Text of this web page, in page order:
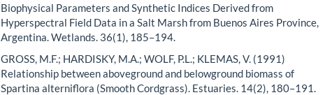
Biophysical Parameters and Synthetic Indices Derived from
Hyperspectral Field Data in a Salt Marsh from Buenos Aires Province,
Argentina. Wetlands. 36(1), 185–194.
GROSS, M.F.; HARDISKY, M.A.; WOLF, P.L.; KLEMAS, V. (1991)
Relationship between aboveground and belowground biomass of
Spartina alterniflora (Smooth Cordgrass). Estuaries. 14(2), 180–191.